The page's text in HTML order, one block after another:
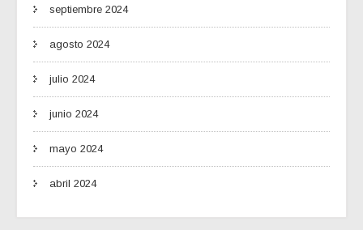
septiembre 2024
agosto 2024
julio 2024
junio 2024
mayo 2024
abril 2024